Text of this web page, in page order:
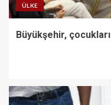
ÜLKE
Büyükşehir,